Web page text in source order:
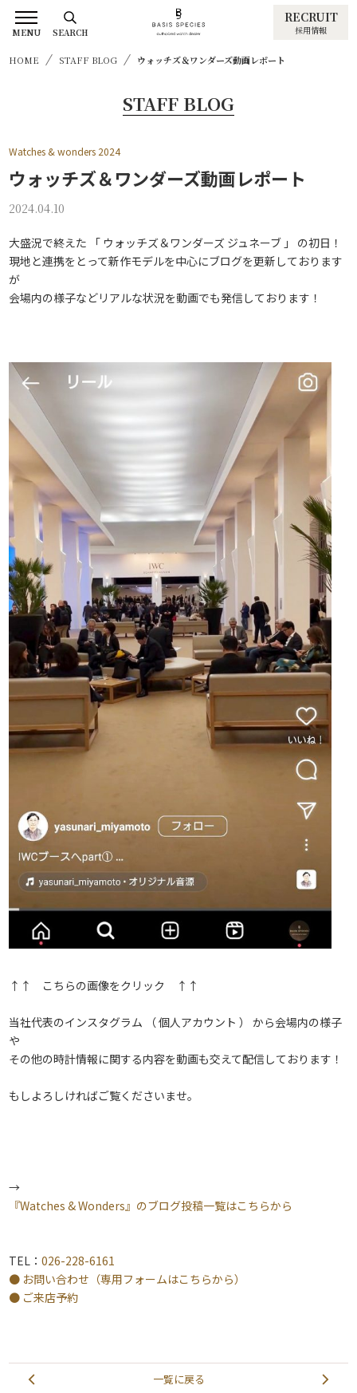
RECRUIT
採用情報
HOME STAFF BLOG ウォッチズ＆ワンダーズ動画レポート
STAFF BLOG
Watches & wonders 2024
ウォッチズ＆ワンダーズ動画レポート
2024.04.10
大盛況で終えた 「 ウォッチズ＆ワンダーズ ジュネーブ 」 の初日！
現地と連携をとって新作モデルを中心にブログを更新しております
が
会場内の様子などリアルな状況を動画でも発信しております！
↑↑ こちらの画像をクリック ↑↑
当社代表のインスタグラム （ 個人アカウント ） から会場内の様子
や
その他の時計情報に関する内容を動画も交えて配信しております！
もしよろしければご覧くださいませ。
→
『Watches & Wonders』のブログ投稿一覧はこちらから
TEL： 026-228-6161
● お問い合わせ（専用フォームはこちらから）
● ご来店予約
一覧に戻る
MENU SEARCH